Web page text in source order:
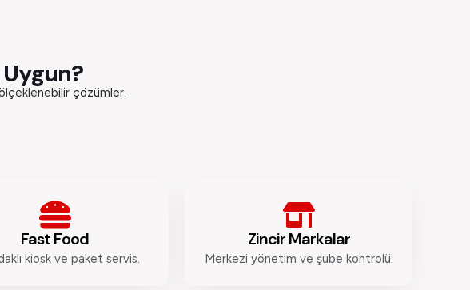
çözümler.
Fast Food
kiosk ve paket servis.
Zincir Markalar
Merkezi yönetim ve şube kontrolü.